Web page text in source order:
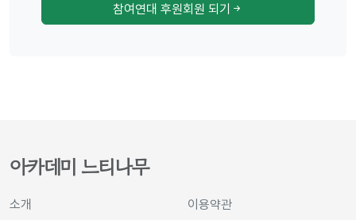
참여연대 후원회원 되기
아카데미 느티나무
소개
이용약관